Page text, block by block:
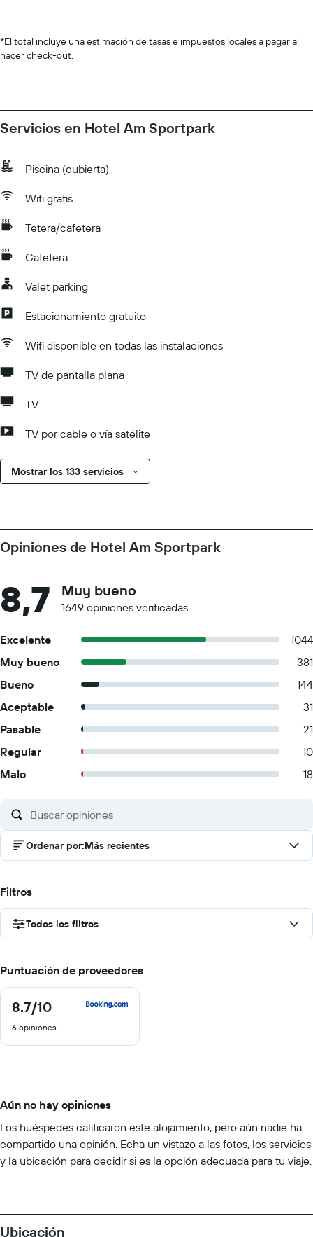
*El total incluye una estimación de tasas e impuestos locales a pagar al
hacer check-out.
Servicios en Hotel Am Sportpark
Piscina (cubierta)
Wifi gratis
Tetera/cafetera
Cafetera
Valet parking
Estacionamiento gratuito
Wifi disponible en todas las instalaciones
TV de pantalla plana
TV
TV por cable o vía satélite
Mostrar los 133 servicios
Opiniones de Hotel Am Sportpark
8,7 Muy bueno
1649 opiniones verificadas
Excelente
1044
Muy bueno
381
Bueno
144
Aceptable
31
Pasable
21
Regular
10
Malo
18
Ordenar por:Más recientes
Filtros
Todos los filtros
Puntuación de proveedores
8.7/10
8.7
10
6 opiniones
Aún no hay opiniones
Los huéspedes calificaron este alojamiento, pero aún nadie ha
compartido una opinión. Echa un vistazo a las fotos, los servicios
y la ubicación para decidir si es la opción adecuada para tu viaje.
Ubicación